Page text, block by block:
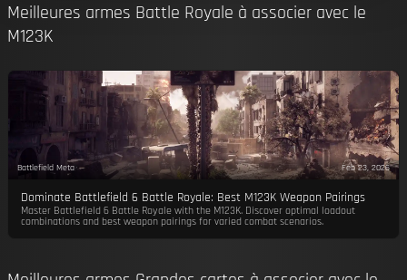
Meilleures armes Battle Royale à associer avec le
M123K
Battlefield Meta Feb 23, 2026
Dominate Battlefield 6 Battle Royale: Best M123K Weapon Pairings
Master Battlefield 6 Battle Royale with the M123K. Discover optimal loadout
combinations and best weapon pairings for varied combat scenarios.